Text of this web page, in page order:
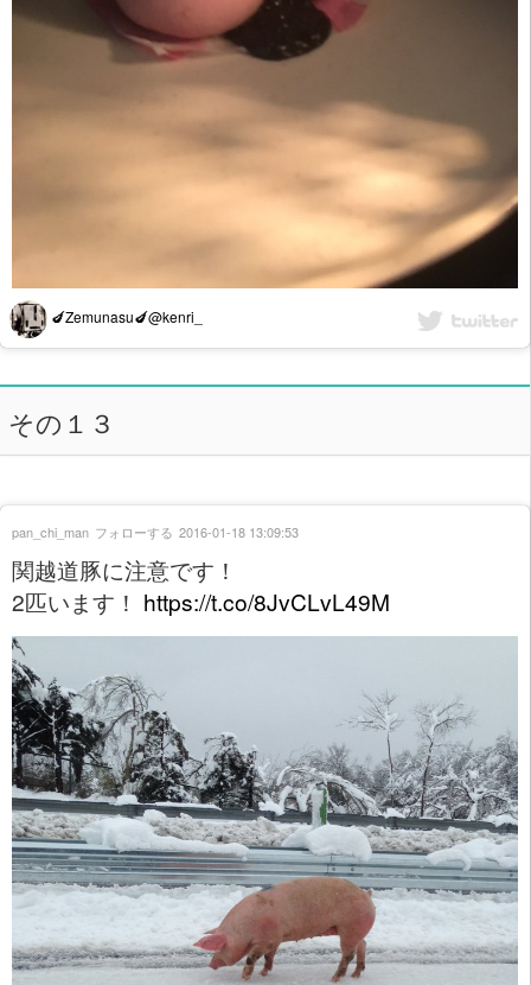
🍆Zemunasu🍆@kenri_
その１３
関越道豚に注意です！
2匹います！ https://t.co/8JvCLvL49M
pan_chi_man フォローする 2016-01-18 13:09:53